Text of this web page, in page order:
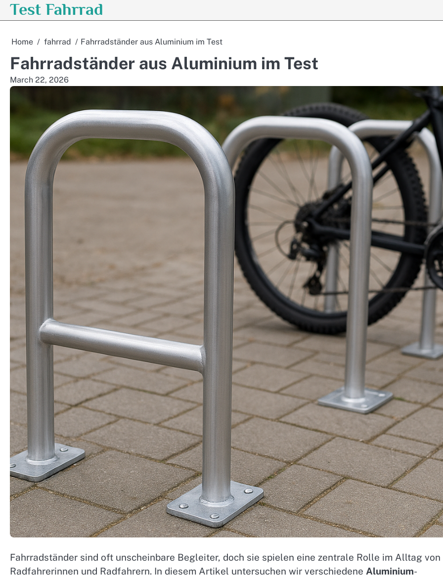
SkipTest Fahrrad
Home fahrrad Fahrradständer aus Aluminium im Test
Fahrradständer aus Aluminium im Test
March 22, 2026
Fahrradständer sind oft unscheinbare Begleiter, doch sie spielen eine zentrale Rolle im Alltag von
Radfahrerinnen und Radfahrern. In diesem Artikel untersuchen wir verschiedene Aluminium-